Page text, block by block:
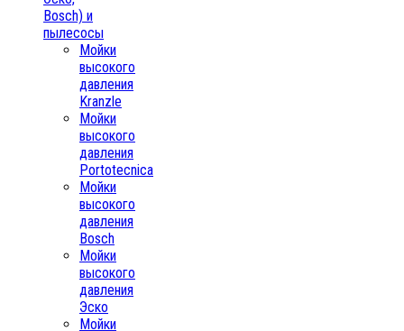
Bosch) и
пылесосы
Мойки
высокого
давления
Kranzle
Мойки
высокого
давления
Portotecnica
Мойки
высокого
давления
Bosch
Мойки
высокого
давления
Эско
Мойки